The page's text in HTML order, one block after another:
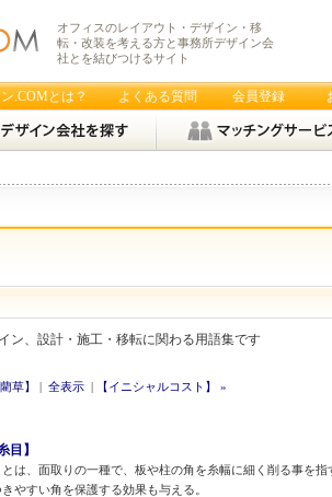
オフィスのレイアウト・デザイン・移
転・改装を考える方と事務所デザイン会
社とを結びつけるサイト
.COMとは？ よくある質問 会員登録
ン、設計・施工・移転に関わる用語集です
草】 | 全表示 | 【イニシャルコスト】 »
目】
とは、面取りの一種で、板や柱の角を糸幅に細く削る事を
やすい角を保護する効果も与える。